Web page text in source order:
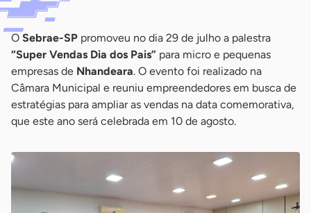
O Sebrae-SP promoveu no dia 29 de julho a palestra
“Super Vendas Dia dos Pais” para micro e pequenas
empresas de Nhandeara. O evento foi realizado na
Câmara Municipal e reuniu empreendedores em busca de
estratégias para ampliar as vendas na data comemorativa,
que este ano será celebrada em 10 de agosto.